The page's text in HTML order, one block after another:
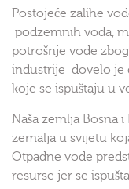
Postojeće zalihe
podzemnih voda,
potrošnje vode
industrije dovelo je
koje se ispuštaju u
Naša zemlja Bosna
zemalja u svijetu
Otpadne vode
resurse jer se